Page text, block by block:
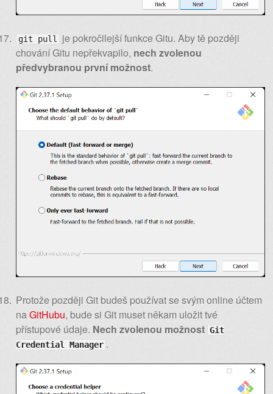
git pull
je pokročilejší funkce Gitu. Aby tě později
chování Gitu nepřekvapilo, nech zvolenou
předvybranou první možnost.
Protože později Git budeš používat se svým online účtem
naGitHubu, bude si Git muset někam uložit tvé
přístupové údaje. Nech zvolenou možnost Git
Credential Manager .